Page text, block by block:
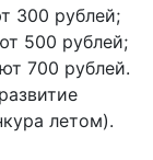
300 рублей;
500 рублей;
700 рублей.
летом).